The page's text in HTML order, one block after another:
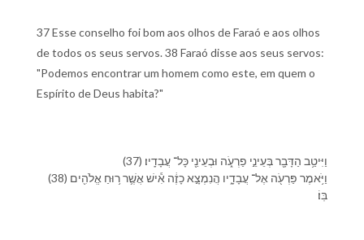
37 Esse conselho foi bom aos olhos de Faraó e aos olhos
de todos os seus servos. 38 Faraó disse aos seus servos:
"Podemos encontrar um homem como este, em quem o
Espírito de Deus habita?"
(37) וַ⁠יִּיטַ֥ב הַ⁠דָּבָ֖ר בְּ⁠עֵינֵ֣י פַרְעֹ֑ה וּ⁠בְ⁠עֵינֵ֖י כָּל־ עֲבָדָֽי⁠ו׃
(38) וַ⁠יֹּ֥אמֶר פַּרְעֹ֖ה אֶל־ עֲבָדָ֑י⁠ו הֲ⁠נִמְצָ֣א כָ⁠זֶ֔ה אִ֕ישׁ אֲשֶׁ֛ר ר֥וּחַ אֱלֹהִ֖ים
בּֽ⁠וֹ׃